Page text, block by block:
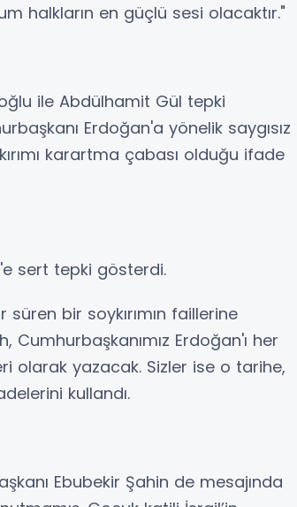
halkların en güçlü sesi olacaktır."
ile Abdülhamit Gül tepki
Erdoğan'a yönelik saygısız
karartma çabası olduğu ifade
sert tepki gösterdi.
bir soykırımın faillerine
Cumhurbaşkanımız Erdoğan'ı her
olarak yazacak. Sizler ise o tarihe,
kullandı.
Ebubekir Şahin de mesajında